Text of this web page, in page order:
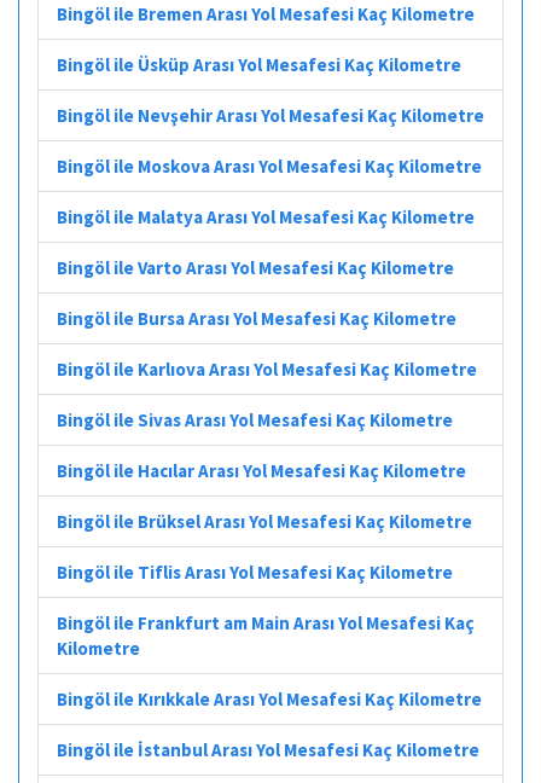
Bingöl ile Bremen Arası Yol Mesafesi Kaç Kilometre
Bingöl ile Üsküp Arası Yol Mesafesi Kaç Kilometre
Bingöl ile Nevşehir Arası Yol Mesafesi Kaç Kilometre
Bingöl ile Moskova Arası Yol Mesafesi Kaç Kilometre
Bingöl ile Malatya Arası Yol Mesafesi Kaç Kilometre
Bingöl ile Varto Arası Yol Mesafesi Kaç Kilometre
Bingöl ile Bursa Arası Yol Mesafesi Kaç Kilometre
Bingöl ile Karlıova Arası Yol Mesafesi Kaç Kilometre
Bingöl ile Sivas Arası Yol Mesafesi Kaç Kilometre
Bingöl ile Hacılar Arası Yol Mesafesi Kaç Kilometre
Bingöl ile Brüksel Arası Yol Mesafesi Kaç Kilometre
Bingöl ile Tiflis Arası Yol Mesafesi Kaç Kilometre
Bingöl ile Frankfurt am Main Arası Yol Mesafesi Kaç
Kilometre
Bingöl ile Kırıkkale Arası Yol Mesafesi Kaç Kilometre
Bingöl ile İstanbul Arası Yol Mesafesi Kaç Kilometre